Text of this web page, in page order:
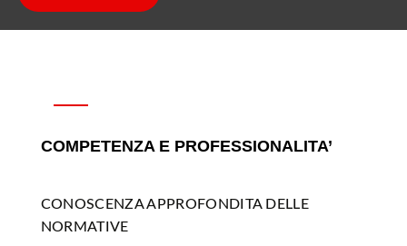
COMPETENZA E PROFESSIONALITA’
CONOSCENZA APPROFONDITA DELLE
NORMATIVE